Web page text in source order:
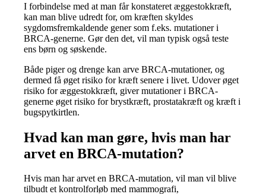
I forbindelse med at man får konstateret æggestokkræft,
kan man blive udredt for, om kræften skyldes
sygdomsfremkaldende gener som f.eks. mutationer i
BRCA-generne. Gør den det, vil man typisk også teste
ens børn og søskende.
Både piger og drenge kan arve BRCA-mutationer, og
dermed få øget risiko for kræft senere i livet. Udover øget
risiko for æggestokkræft, giver mutationer i BRCA-
generne øget risiko for brystkræft, prostatakræft og kræft i
bugspytkirtlen.
Hvad kan man gøre, hvis man har
arvet en BRCA-mutation?
Hvis man har arvet en BRCA-mutation, vil man vil blive
tilbudt et kontrolforløb med mammografi,